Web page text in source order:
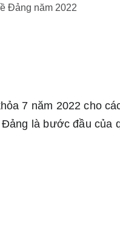
Đảng năm 2022
7 năm 2022 cho
là bước đầu của